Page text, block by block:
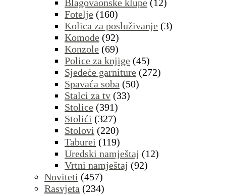
Blagovaonske klupe (12)
Fotelje (160)
Kolica za posluživanje (3)
Komode (92)
Konzole (69)
Police za knjige (45)
Sjedeće garniture (272)
Spavaća soba (50)
Stalci za tv (33)
Stolice (391)
Stolići (327)
Stolovi (220)
Taburei (119)
Uredski namještaj (12)
Vrtni namještaj (92)
Noviteti (457)
Rasvjeta (234)